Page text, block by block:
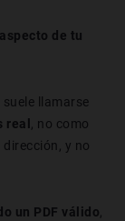
de tu
llamarse
real
, no como
y no
un PDF válido